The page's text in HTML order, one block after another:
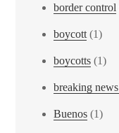
border control
boycott (1)
boycotts (1)
breaking
Buenos (1)